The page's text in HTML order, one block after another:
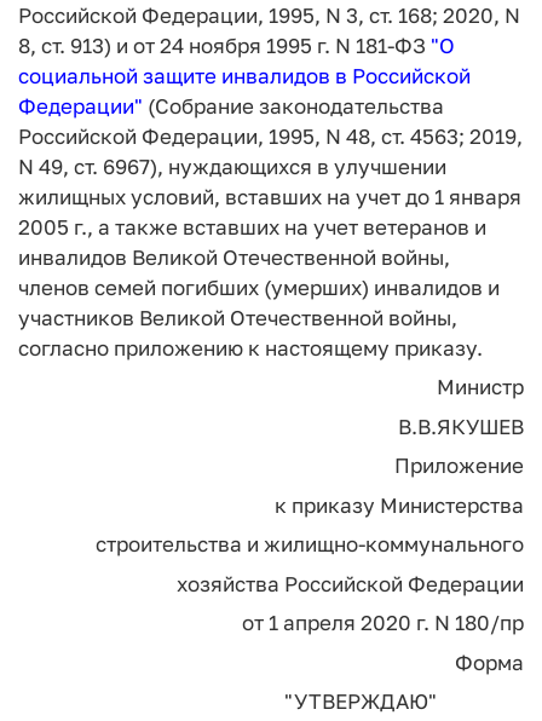
Российской Федерации, 1995, N 3, ст. 168; 2020, N
8, ст. 913) и от 24 ноября 1995 г. N 181-ФЗ "О
социальной защите инвалидов в Российской
Федерации" (Собрание законодательства
Российской Федерации, 1995, N 48, ст. 4563; 2019,
N 49, ст. 6967), нуждающихся в улучшении
жилищных условий, вставших на учет до 1 января
2005 г., а также вставших на учет ветеранов и
инвалидов Великой Отечественной войны,
членов семей погибших (умерших) инвалидов и
участников Великой Отечественной войны,
согласно приложению к настоящему приказу.
Министр
В.В.ЯКУШЕВ
Приложение
к приказу Министерства
строительства и жилищно-коммунального
хозяйства Российской Федерации
от 1 апреля 2020 г. N 180/пр
Форма
"УТВЕРЖДАЮ"